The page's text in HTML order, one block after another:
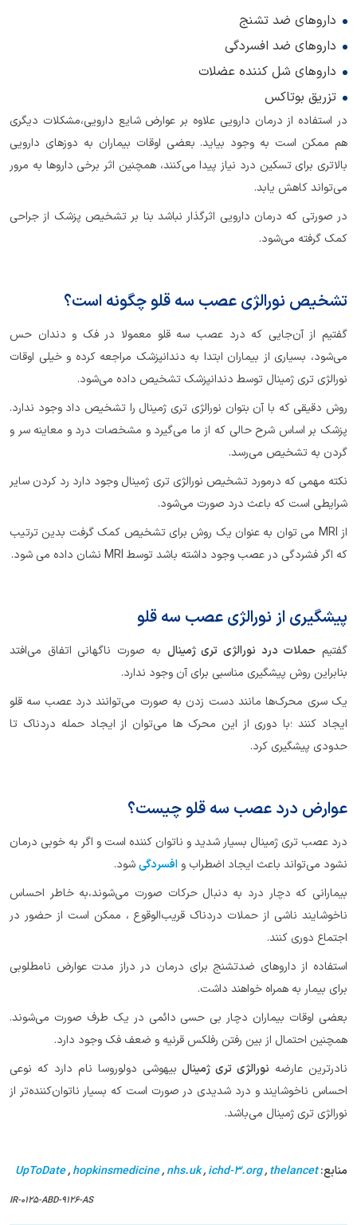
داروهای ضد تشنج
داروهای ضد افسردگی
داروهای شل کننده عضلات
تزریق بوتاکس
در استفاده از درمان دارویی علاوه بر عوارض شایع دارویی،مشکلات دیگری
هم ممکن است به وجود بیاید. بعضی اوقات بیماران به دوزهای دارویی
بالاتری برای تسکین درد نیاز پیدا می‌کنند، همچنین اثر برخی داروها به مرور
می‌تواند کاهش یابد.
در صورتی که درمان دارویی اثرگذار نباشد بنا بر تشخیص پزشک از جراحی
کمک گرفته می‌شود.
تشخیص نورالژی عصب سه قلو چگونه است؟
گفتیم از آن‌جایی که درد عصب سه قلو معمولا در فک و دندان حس
می‌شود، بسیاری از بیماران ابتدا به دندانپزشک مراجعه کرده و خیلی اوقات
نورالژی تری ژمینال توسط دندانپزشک تشخیص داده می‌شود.
روش دقیقی که با آن بتوان نورالژی تری ژمینال را تشخیص داد وجود ندارد.
پزشک بر اساس شرح حالی که از ما می‌گیرد و مشخصات درد و معاینه سر و
گردن به تشخیص می‌رسد.
نکته مهمی که درمورد تشخیص نورالژی تری ژمینال وجود دارد رد کردن سایر
شرایطی است که باعث درد صورت می‌شود.
از MRI می توان به عنوان یک روش برای تشخیص کمک گرفت بدین ترتیب
که اگر فشردگی در عصب وجود داشته باشد توسط MRI نشان داده می شود.
پیشگیری از نورالژی عصب سه قلو
گفتیم حملات درد نورالژی تری ژمینال به صورت ناگهانی اتفاق می‌افتد
بنابراین روش پیشگیری مناسبی برای آن وجود ندارد.
یک سری محرک‌ها مانند دست زدن به صورت می‌توانند درد عصب سه قلو
ایجاد کنند ؛با دوری از این محرک ها می‌توان از ایجاد حمله دردناک تا
حدودی پیشگیری کرد.
عوارض درد عصب سه قلو چیست؟
درد عصب تری ژمینال بسیار شدید و ناتوان کننده است و اگر به خوبی درمان
نشود می‌تواند باعث ایجاد اضطراب و افسردگیشود.
بیمارانی که دچار درد به دنبال حرکات صورت می‌شوند،به خاطر احساس
ناخوشایند ناشی از حملات دردناک قریب‌الوقوع ، ممکن است از حضور در
اجتماع دوری کنند.
استفاده از داروهای ضدتشنج برای درمان در دراز مدت عوارض نامطلوبی
برای بیمار به همراه خواهند داشت.
بعضی اوقات بیماران دچار بی حسی دائمی در یک طرف صورت می‌شوند.
همچنین احتمال از بین رفتن رفلکس قرنیه و ضعف فک وجود دارد.
نادرترین عارضه نورالژی تری ژمینالبیهوشی دولوروسا نام دارد که نوعی
احساس ناخوشایند و درد شدیدی در صورت است که بسیار ناتوان‌کننده‌تر از
نورالژی تری ژمینال می‌باشد.
منابع: UpToDate,hopkinsmedicine,nhs.uk,ichd-3.org,thelancet
IR-0125-ABD-9126-AS